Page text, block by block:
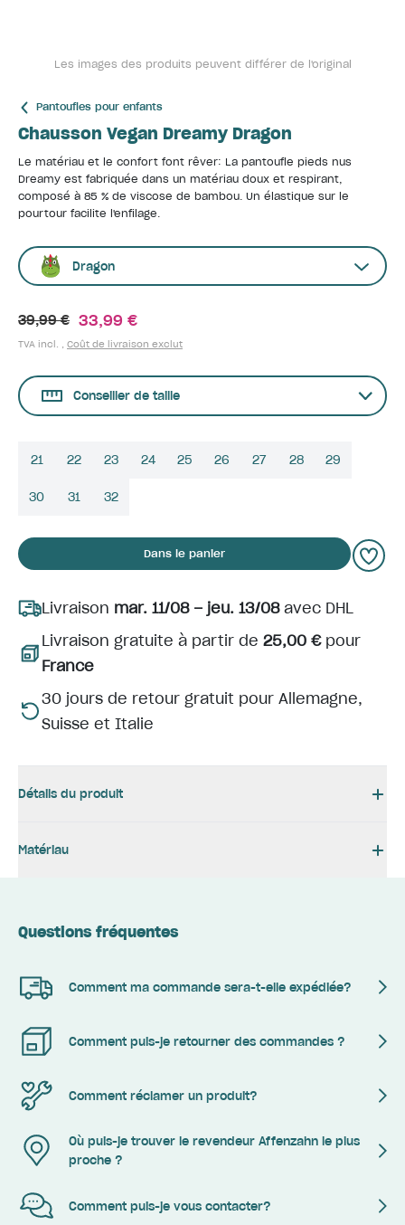
Les images des produits peuvent différer de l'original
Pantoufles pour enfants
Chausson Vegan Dreamy Dragon
Le matériau et le confort font rêver: La pantoufle pieds nus
Dreamy est fabriquée dans un matériau doux et respirant,
composé à 85 % de viscose de bambou. Un élastique sur le
pourtour facilite l'enfilage.
Dragon
39,99 € 33,99 €
TVA incl. , Coût de livraison exclut
Conseiller de taille
21 22 23 24 25 26 27 28 29
30 31 32
Dans le panier
Livraison mar. 11/08 – jeu. 13/08avec DHL
Livraison gratuite à partir de 25,00 €pour
France
30 jours de retour gratuit pour Allemagne,
Suisse et Italie
Détails du produit
Matériau
Questions fréquentes
Comment ma commande sera-t-elle expédiée?
Comment puis-je retourner des commandes ?
Comment réclamer un produit?
Où puis-je trouver le revendeur Affenzahn le plus
proche ?
Comment puis-je vous contacter?